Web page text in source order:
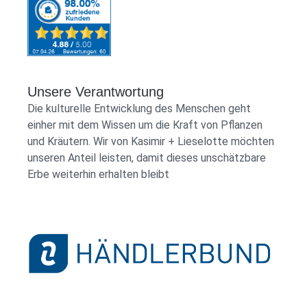
Unsere Verantwortung
Die kulturelle Entwicklung des Menschen geht
einher mit dem Wissen um die Kraft von Pflanzen
und Kräutern. Wir von Kasimir + Lieselotte möchten
unseren Anteil leisten, damit dieses unschätzbare
Erbe weiterhin erhalten bleibt